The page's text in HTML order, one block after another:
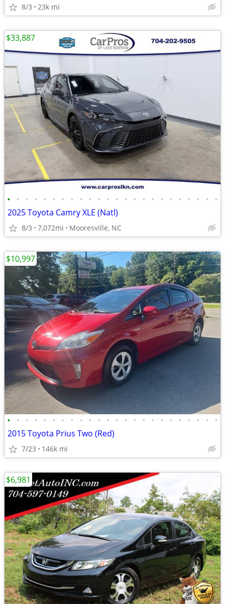
8/3 23k mi
• • • • • • • • • • • • • • • • • • • • • • • •
2025 Toyota Camry XLE (Natl)
8/3 7,072mi Mooresville, NC
$33,887
• • • • • • • • • • • • • • • • • • • • • • • •
2015 Toyota Prius Two (Red)
7/23 146k mi
$10,997
$6,981